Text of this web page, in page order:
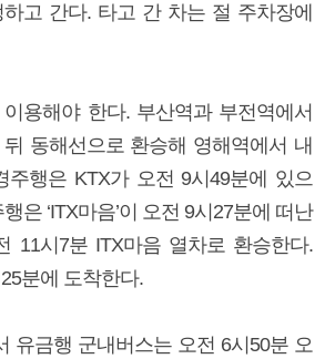
고 간다. 타고 간 차는 절 주차장에
용해야 한다. 부산역과 부전역에서
동해선으로 환승해 영해역에서 내
주행은 KTX가 오전 9시49분에 있으
은 ‘ITX마음’이 오전 9시27분에 떠난
11시7분 ITX마음 열차로 환승한다.
분에 도착한다.
유금행 군내버스는 오전 6시50분 오